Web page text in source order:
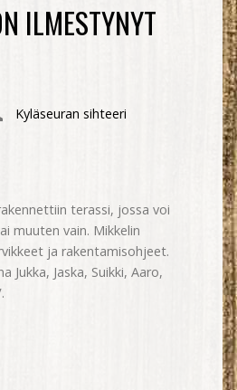
ILMESTYNYT
Kyläseuran sihteeri
terassi, jossa voi
muuten vain. Mikkelin
ja rakentamisohjeet.
Jukka, Jaska, Suikki, Aaro,